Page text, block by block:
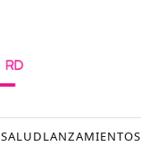
SALUDLANZAMIENTOS